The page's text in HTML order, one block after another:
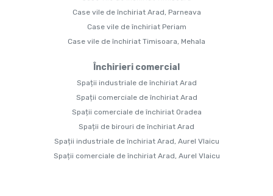
Case vile de închiriat Arad, Parneava
Case vile de închiriat Periam
Case vile de închiriat Timisoara, Mehala
Închirieri comercial
Spații industriale de închiriat Arad
Spații comerciale de închiriat Arad
Spații comerciale de închiriat Oradea
Spații de birouri de închiriat Arad
Spații industriale de închiriat Arad, Aurel Vlaicu
Spații comerciale de închiriat Arad, Aurel Vlaicu